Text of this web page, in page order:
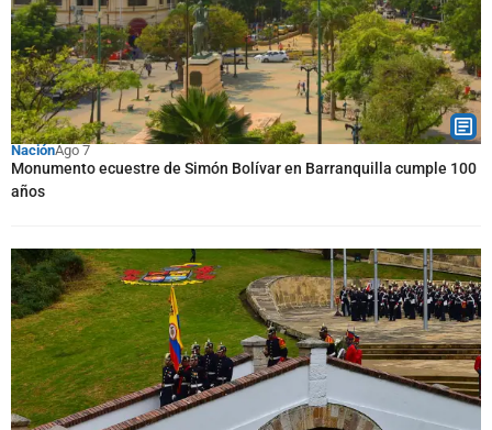
NaciónAgo 7
Monumento ecuestre de Simón Bolívar en Barranquilla cumple 100
años